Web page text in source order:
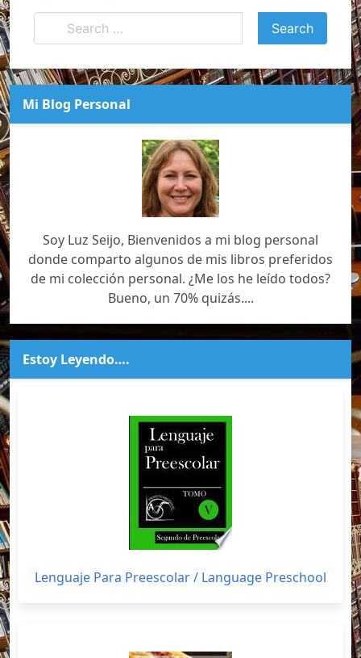
Mi Blog Personal
Soy Luz Seijo, Bienvenidos a mi blog personal
donde comparto algunos de mis libros preferidos
de mi colección personal. ¿Me los he leído todos?
Bueno, un 70% quizás....
Estoy Leyendo….
Lenguaje Para Preescolar / Language Preschool